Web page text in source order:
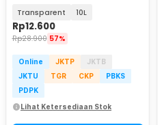
Transparent 10L
Rp12.600
Rp28.900 57%
Online JKTP
JKTB
JKTU
TGR CKP
PBKS
PDPK
Lihat Ketersediaan Stok